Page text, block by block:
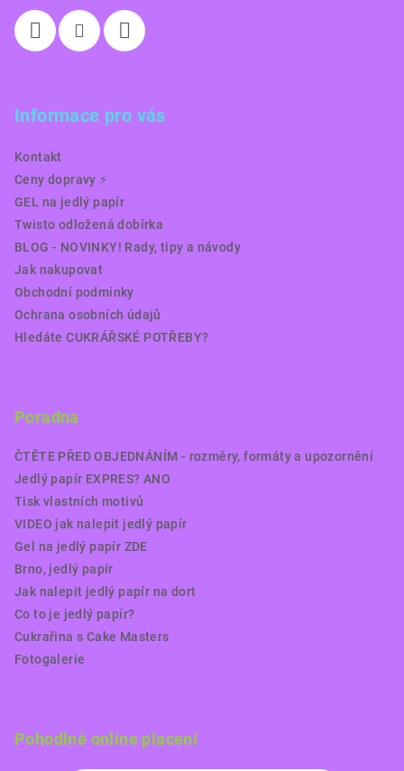
Informace pro vás
Kontakt
Ceny dopravy ⚡️
GEL na jedlý papír
Twisto odložená dobírka
BLOG - NOVINKY! Rady, tipy a návody
Jak nakupovat
Obchodní podmínky
Ochrana osobních údajů
Hledáte CUKRÁŘSKÉ POTŘEBY?
Poradna
ČTĚTE PŘED OBJEDNÁNÍM - rozměry, formáty a upozornění
Jedlý papír EXPRES? ANO
Tisk vlastních motivů
VIDEO jak nalepit jedlý papír
Gel na jedlý papír ZDE
Brno, jedlý papír
Jak nalepit jedlý papír na dort
Co to je jedlý papír?
Cukrařina s Cake Masters
Fotogalerie
Pohodlné online placení